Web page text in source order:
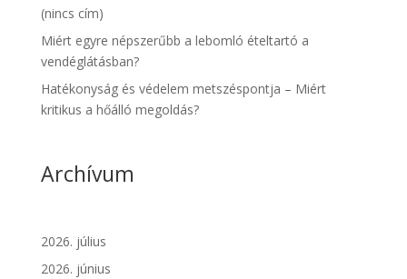
(nincs cím)
Miért egyre népszerűbb a lebomló ételtartó a
vendéglátásban?
Hatékonyság és védelem metszéspontja – Miért
kritikus a hőálló megoldás?
Archívum
2026. július
2026. június